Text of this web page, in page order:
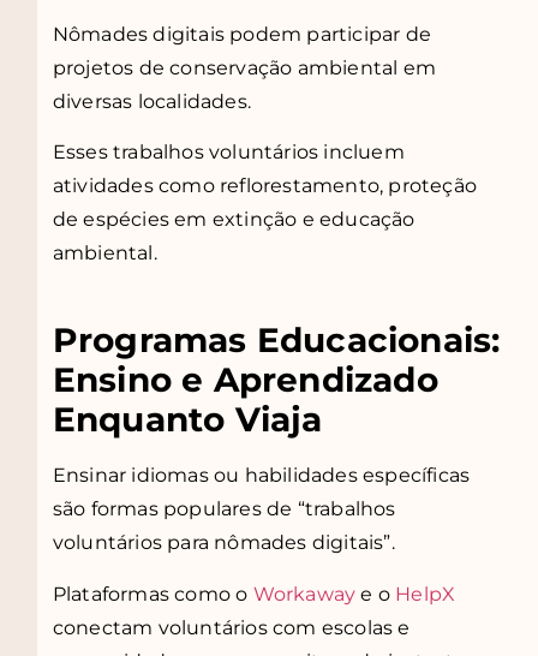
Nômades digitais podem participar de
projetos de conservação ambiental em
diversas localidades.
Esses trabalhos voluntários incluem
atividades como reflorestamento, proteção
de espécies em extinção e educação
ambiental.
Programas Educacionais:
Ensino e Aprendizado
Enquanto Viaja
Ensinar idiomas ou habilidades específicas
são formas populares de “trabalhos
voluntários para nômades digitais”.
Plataformas como o Workaway e o HelpX
conectam voluntários com escolas e